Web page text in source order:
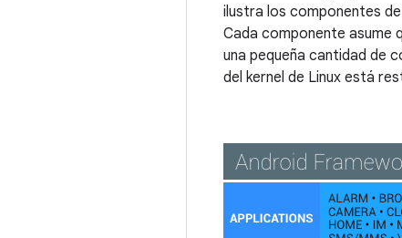
ilustra los componentes
Cada componente asume
una pequeña cantidad de
del kernel de Linux está